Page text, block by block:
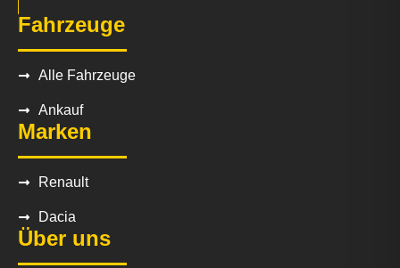
Fahrzeuge
Alle Fahrzeuge
Ankauf
Marken
Renault
Dacia
Über uns